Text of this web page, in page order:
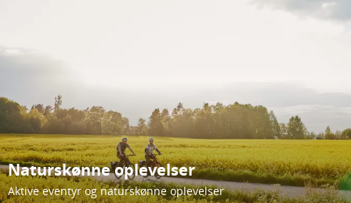
Naturskønne oplevelser
Aktive eventyr og naturskønne oplevelser